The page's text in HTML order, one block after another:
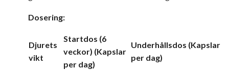
Dosering:
Djurets
vikt
Startdos (6
veckor) (Kapslar
per dag)
Underhållsdos (Kapslar
per dag)